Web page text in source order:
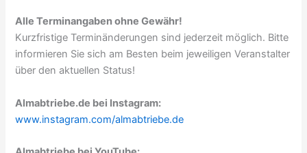
Alle Terminangaben ohne Gewähr!
Kurzfristige Terminänderungen sind jederzeit möglich. Bitte
informieren Sie sich am Besten beim jeweiligen Veranstalter
über den aktuellen Status!
Almabtriebe.de bei Instagram:
www.instagram.com/almabtriebe.de